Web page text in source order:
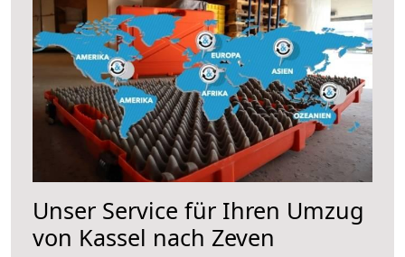
Unser Service für Ihren Umzug
von Kassel nach Zeven